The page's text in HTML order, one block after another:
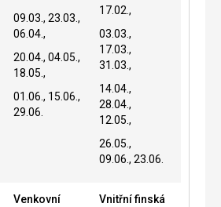
09.03., 23.03.,
06.04.,
20.04., 04.05.,
18.05.,
01.06., 15.06.,
29.06.
17.02.,
03.03.,
17.03.,
31.03.,
14.04.,
28.04.,
12.05.,
26.05.,
09.06., 23.06.
Venkovní
Vnitřní finská